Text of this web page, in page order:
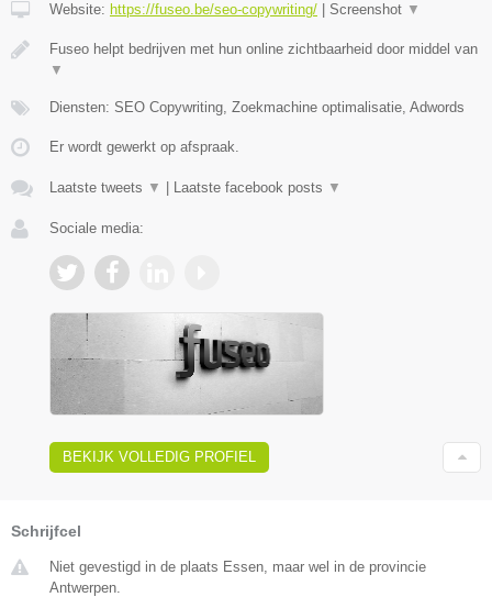
Website: https://fuseo.be/seo-copywriting/ Screenshot ▼
Fuseo helpt bedrijven met hun online zichtbaarheid door middel van
▼
Diensten: SEO Copywriting, Zoekmachine optimalisatie, Adwords
Er wordt gewerkt op afspraak.
Laatste tweets ▼ Laatste facebook posts ▼
Sociale media:
BEKIJK VOLLEDIG PROFIEL
Schrijfcel
Niet gevestigd in de plaats Essen, maar wel in de provincie
Antwerpen.